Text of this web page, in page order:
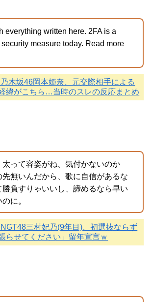
everything written here. 2FA is a
measure today. Read more
乃木坂46岡本姫奈、元交際相手による
緯がこちら…当時のスレの反応まとめ
太って容姿がね、気付かないのか
先無いんだから、歌に自信があるな
勝負すりゃいいし、諦めるなら早い
に。
NGT48三村妃乃(9年目)、初選抜ならず
らせてください」留年宣言ｗ